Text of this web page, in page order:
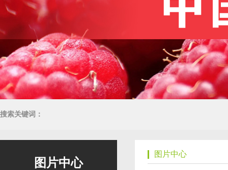
搜索关键词：
图片中心
图片中心